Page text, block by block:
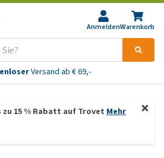
AnmeldenWarenkorb
Versand ab € 69,-
zu 15 % Rabatt auf Trovet Mehr